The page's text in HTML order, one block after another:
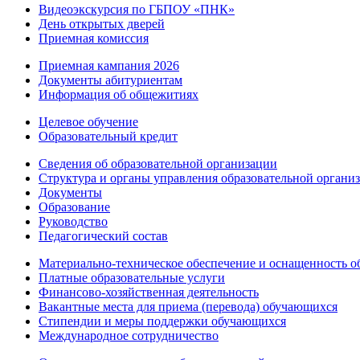
Видеоэкскурсия по ГБПОУ «ПНК»
День открытых дверей
Приемная комиссия
Приемная кампания 2026
Дoкументы абитуриентам
Информация об общежитиях
Целевое обучение
Образовательный кредит
Сведения об образовательной организации
Структура и органы управления образовательной
Документы
Образование
Руководство
Педагогический состав
Материально-техническое обеспечение и оснащенность
Платные образовательные услуги
Финансово-хозяйственная деятельность
Вакантные места для приема (перевода) обучающихся
Стипендии и меры поддержки обучающихся
Международное сотрудничество